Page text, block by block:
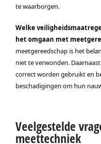
te waarborgen.
Welke
het omgaan met
meetgereedschap is het
niet te verwonden.
correct worden gebruikt en
beschadigingen om hun
Veelgestelde
meettechniek